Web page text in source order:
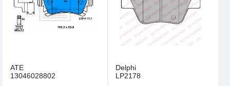
ATE
13046028802
Delphi
LP2178